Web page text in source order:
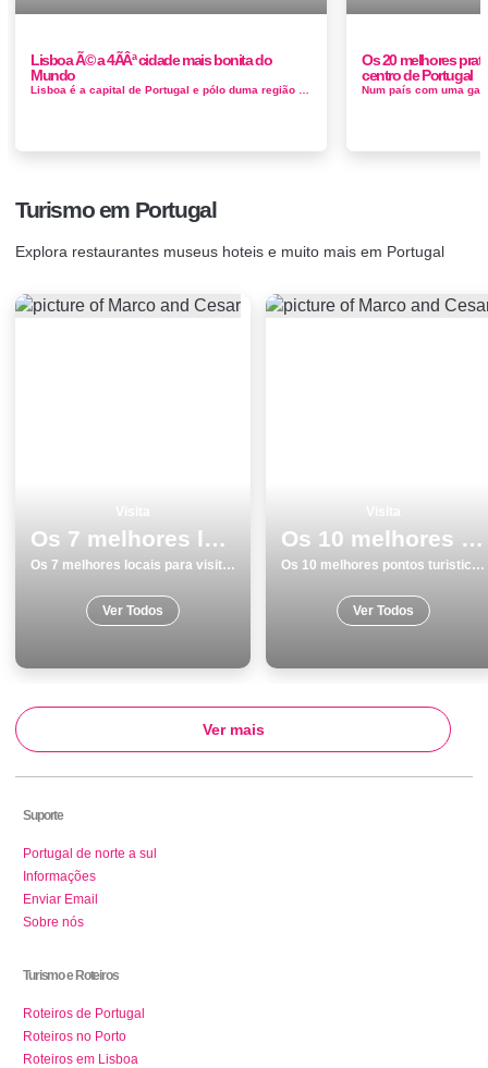
Lisboa Ã© a 4ÃÂª cidade mais bonita do
Mundo
Os 20 melhores
centro de Portugal
Turismo em Portugal
Explora restaurantes museus hoteis e muito mais em Portugal
Os 7 melhores locais para visitar em Sesimbra
Os 7 melhores locais para visitar em Sesimbra
Ver Todos
Os 10 melhores pontos turisticos e passeios em Ericeira
Os 10 melhores pontos turisticos e passeios em Ericeira
Ver Todos
Ver mais
Suporte
Portugal de norte a sul
Informações
Enviar Email
Sobre nós
Turismo e Roteiros
Roteiros de Portugal
Roteiros no Porto
Roteiros em Lisboa